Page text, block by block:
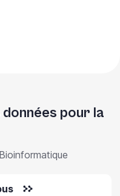
pour la